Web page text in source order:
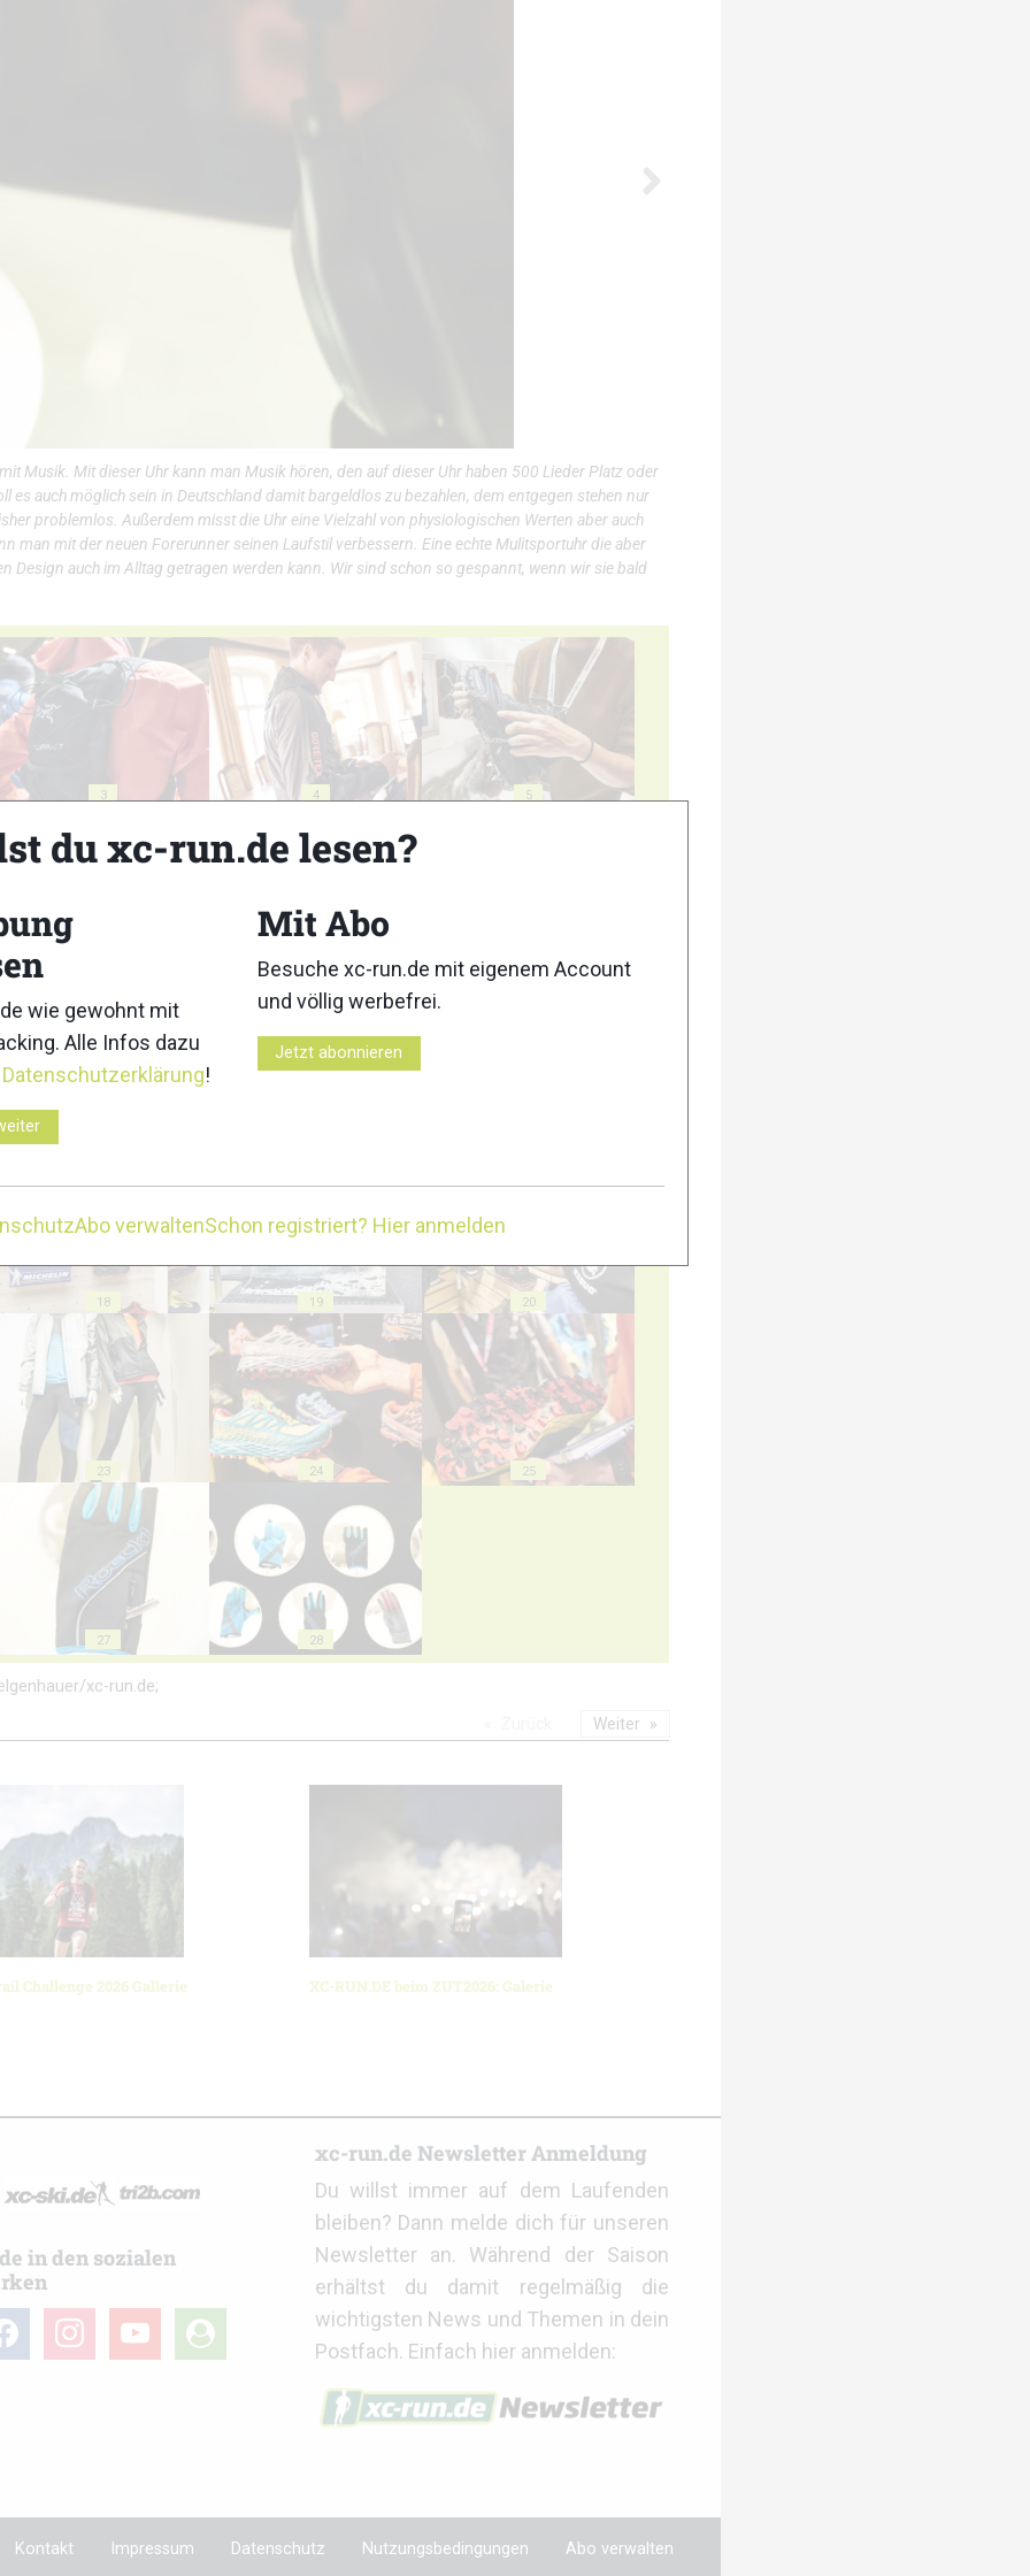
Musik. Mit dieser Uhr kann man Musik hören, den auf dieser Uhr haben 500 Lieder Platz oder
es auch möglich sein in Deutschland damit bargeldlos zu bezahlen, dem entgegen stehen nur
problemlos. Außerdem misst die Uhr eine Vielzahl von physiologischen Werten aber auch
man mit der neuen Forerunner seinen Laufstil verbessern. Eine echte Mulitsportuhr die aber
Design auch im Alltag getragen werden kann. Wir sind schon so gespannt, wenn wir sie bald
3 4 5
9 10
18 19 20
23 24 25
27 28
xc-run.de;
Challenge 2026 Gallerie XC-RUN.DE beim ZUT2026: Galerie
Weiter
in den sozialen
instagramyoutube
user-
circle
xc-run.de Newsletter Anmeldung
Du willst immer auf dem Laufenden
bleiben? Dann melde dich für unseren
Newsletter an. Während der Saison
erhältst du damit regelmäßig die
wichtigsten News und Themen in dein
Postfach. Einfach hier anmelden:
Kontakt Impressum Datenschutz Nutzungsbedingungen Abo verwalten
du xc-run.de lesen?
wie gewohnt mit
Alle Infos dazu
Datenschutzerklärung!
Mit Abo
Besuche xc-run.de mit eigenem Account
und völlig werbefrei.
Jetzt abonnieren
Abo verwaltenSchon registriert? Hier anmelden